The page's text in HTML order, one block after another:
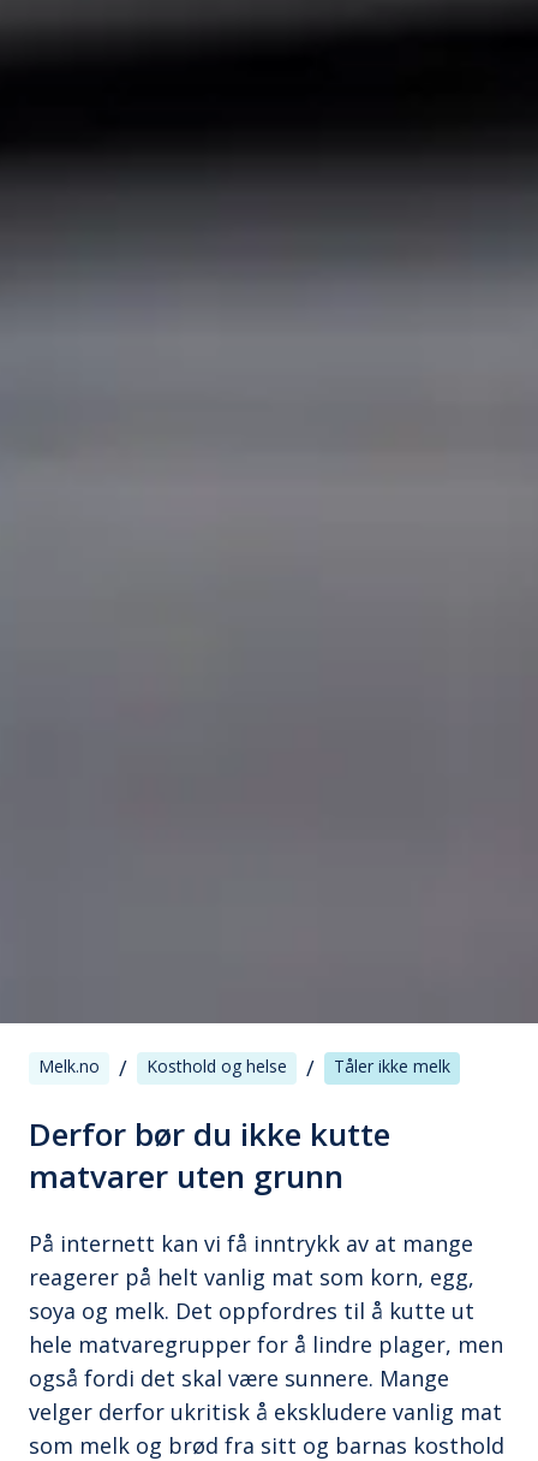
Melk.no / Kosthold og helse / Tåler ikke melk
Derfor bør du ikke kutte
matvarer uten grunn
På internett kan vi få inntrykk av at mange
reagerer på helt vanlig mat som korn, egg,
soya og melk. Det oppfordres til å kutte ut
hele matvaregrupper for å lindre plager, men
også fordi det skal være sunnere. Mange
velger derfor ukritisk å ekskludere vanlig mat
som melk og brød fra sitt og barnas kosthold